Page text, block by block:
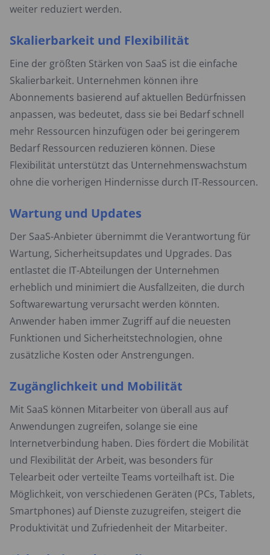
weiter reduziert werden.
Skalierbarkeit und Flexibilität
Eine der größten Stärken von SaaS ist die einfache
Skalierbarkeit. Unternehmen können ihre
Abonnements basierend auf aktuellen Bedürfnissen
anpassen, was bedeutet, dass sie bei Bedarf schnell
mehr Ressourcen hinzufügen oder bei geringerem
Bedarf Ressourcen reduzieren können. Diese
Flexibilität unterstützt das Unternehmenswachstum
ohne die vorherigen Hindernisse durch IT-Ressourcen.
Wartung und Updates
Der SaaS-Anbieter übernimmt die Verantwortung für
Wartung, Sicherheitsupdates und Upgrades. Das
entlastet die IT-Abteilungen der Unternehmen
erheblich und minimiert die Ausfallzeiten, die durch
Softwarewartung verursacht werden könnten.
Anwender haben immer Zugriff auf die neuesten
Funktionen und Sicherheitstechnologien, ohne
zusätzliche Kosten oder Anstrengungen.
Zugänglichkeit und Mobilität
Mit SaaS können Mitarbeiter von überall aus auf
Anwendungen zugreifen, solange sie eine
Internetverbindung haben. Dies fördert die Mobilität
und Flexibilität der Arbeit, was besonders für
Telearbeit oder verteilte Teams vorteilhaft ist. Die
Möglichkeit, von verschiedenen Geräten (PCs, Tablets,
Smartphones) auf Dienste zuzugreifen, steigert die
Produktivität und Zufriedenheit der Mitarbeiter.